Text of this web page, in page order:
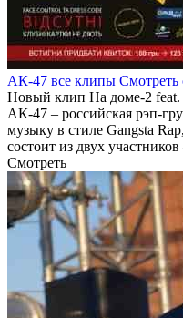
АК-47 все клипы Смотреть
Новый клип На доме-2 feat.
АК-47 – российская рэп-
музыку в стиле Gangsta
состоит из двух
Смотреть